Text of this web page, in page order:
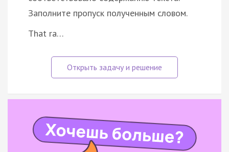
Заполните пропуск полученным словом.
That ra…